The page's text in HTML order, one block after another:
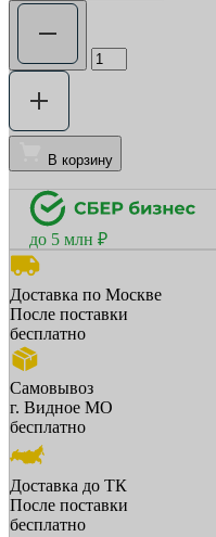
В корзину
до 5 млн ₽
Доставка по Москве
После поставки
бесплатно
Самовывоз
г. Видное МО
бесплатно
Доставка до ТК
После поставки
бесплатно